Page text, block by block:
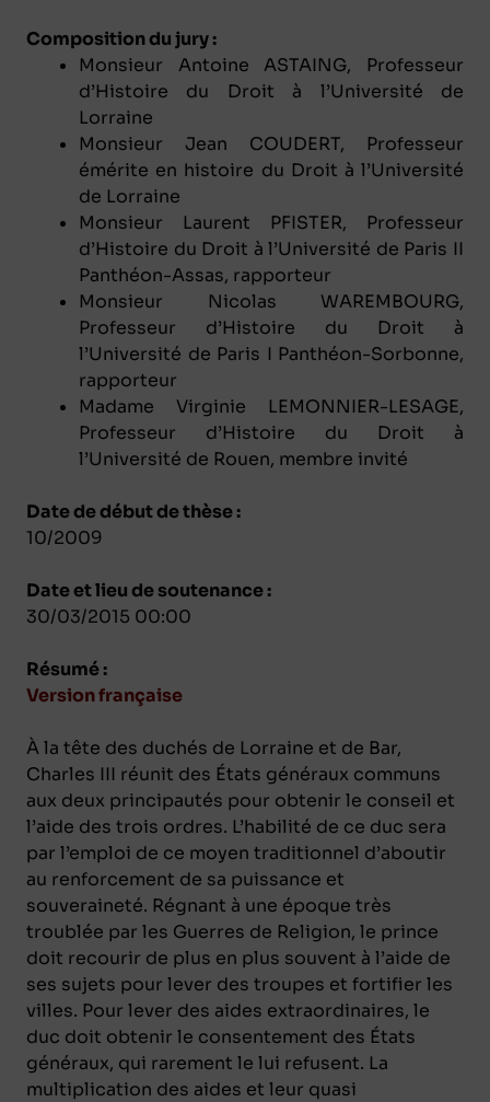
Composition du jury :
Monsieur Antoine ASTAING, Professeur
d’Histoire du Droit à l’Université de
Lorraine
Monsieur Jean COUDERT, Professeur
émérite en histoire du Droit à l’Université
de Lorraine
Monsieur Laurent PFISTER, Professeur
d’Histoire du Droit à l’Université de Paris II
Panthéon-Assas, rapporteur
Monsieur Nicolas WAREMBOURG,
Professeur d’Histoire du Droit à
l’Université de Paris I Panthéon-Sorbonne,
rapporteur
Madame Virginie LEMONNIER-LESAGE,
Professeur d’Histoire du Droit à
l’Université de Rouen, membre invité
Date de début de thèse :
10/2009
Date et lieu de soutenance :
30/03/2015 00:00
Résumé :
Version française
À la tête des duchés de Lorraine et de Bar,
Charles III réunit des États généraux communs
aux deux principautés pour obtenir le conseil et
l’aide des trois ordres. L’habilité de ce duc sera
par l’emploi de ce moyen traditionnel d’aboutir
au renforcement de sa puissance et
souveraineté. Régnant à une époque très
troublée par les Guerres de Religion, le prince
doit recourir de plus en plus souvent à l’aide de
ses sujets pour lever des troupes et fortifier les
villes. Pour lever des aides extraordinaires, le
duc doit obtenir le consentement des États
généraux, qui rarement le lui refusent. La
multiplication des aides et leur quasi